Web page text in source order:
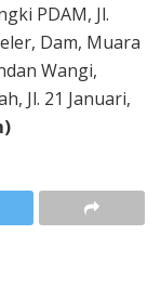
PDAM, Jl.
Dam, Muara
Wangi,
Jl. 21 Januari,